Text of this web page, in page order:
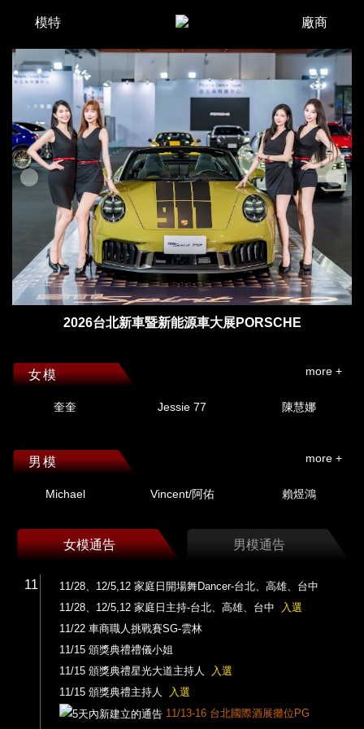
模特 廠商
2026台北新車暨新能源車大展PORSCHE
女模 more +
奎奎 Jessie 77 陳慧娜
男模 more +
Michael Vincent/阿佑 賴煜鴻
女模通告 男模通告
11
11/28、12/5,12 家庭日開場舞Dancer-台北、高雄、台中
11/28、12/5,12 家庭日主持-台北、高雄、台中
入選
11/22 車商職人挑戰賽SG-雲林
11/15 頒獎典禮禮儀小姐
11/15 頒獎典禮星光大道主持人
入選
11/15 頒獎典禮主持人
入選
11/13-16 台北國際酒展攤位PG